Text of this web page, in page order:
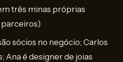
três minas próprias
parceiros)
sócios no negócio; Carlos
Ana é designer de joias